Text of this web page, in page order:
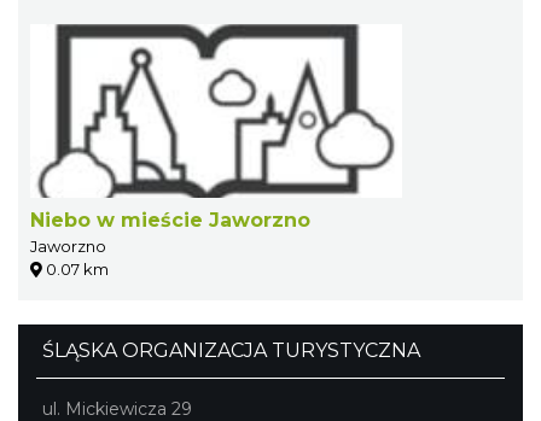
Niebo w mieście Jaworzno
Jaworzno
0.07 km
ŚLĄSKA ORGANIZACJA TURYSTYCZNA
ul. Mickiewicza 29